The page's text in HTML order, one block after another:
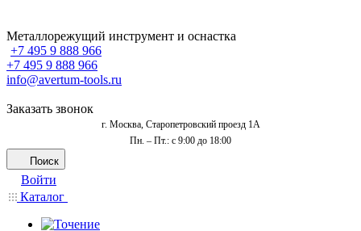
Металлорежущий инструмент и оснастка
+7 495 9 888 966
+7 495 9 888 966
info@avertum-tools.ru
Заказать звонок
г. Москва, Старопетровский проезд 1А
Пн. – Пт.: с 9:00 до 18:00
Поиск
Войти
Каталог